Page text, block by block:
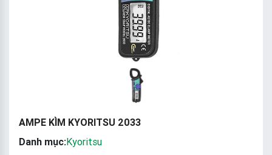
AMPE KÌM KYORITSU 2033
Danh mục:Kyoritsu